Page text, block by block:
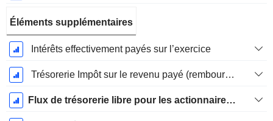
Éléments supplémentaires
Intérêts effectivement payés sur l’exercice
Trésorerie Impôt sur le revenu payé (remboursement)Impôt effectivement payé (remboursé) sur l’exercice
Flux de trésorerie libre pour les actionnaires FCFE